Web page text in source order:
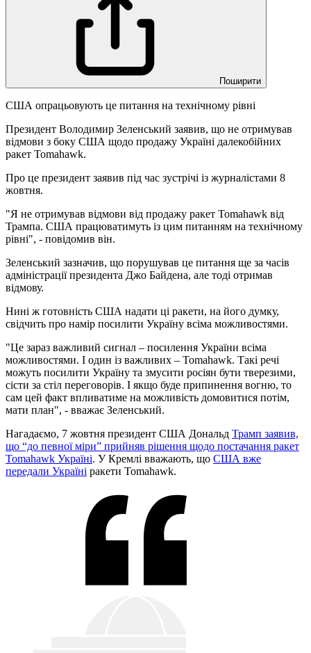
Поширити
США опрацьовують це питання на технічному рівні
Президент Володимир Зеленський заявив, що не отримував
відмови з боку США щодо продажу Україні далекобійних
ракет Tomahawk.
Про це президент заявив під час зустрічі із журналістами 8
жовтня.
"Я не отримував відмови від продажу ракет Tomahawk від
Трампа. США працюватимуть із цим питанням на технічному
рівні", - повідомив він.
Зеленський зазначив, що порушував це питання ще за часів
адміністрації президента Джо Байдена, але тоді отримав
відмову.
Нині ж готовність США надати ці ракети, на його думку,
свідчить про намір посилити Україну всіма можливостями.
"Це зараз важливий сигнал – посилення України всіма
можливостями. І один із важливих – Tomahawk. Такі речі
можуть посилити Україну та змусити росіян бути тверезими,
сісти за стіл переговорів. І якщо буде припинення вогню, то
сам цей факт впливатиме на можливість домовитися потім,
мати план", - вважає Зеленський.
Нагадаємо, 7 жовтня президент США Дональд Трамп заявив,
що “до певної міри” прийняв рішення щодо постачання ракет
Tomahawk Україні. У Кремлі вважають, що США вже
передали Україні ракети Tomahawk.